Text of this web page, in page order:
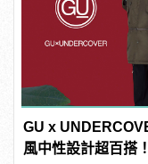
GU x
風中性設計超百搭！